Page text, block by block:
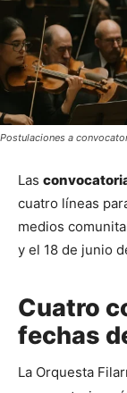
Postulaciones a
Las
cuatro líneas
medios
y el 18 de junio
Cuatro
fechas
La Orquesta